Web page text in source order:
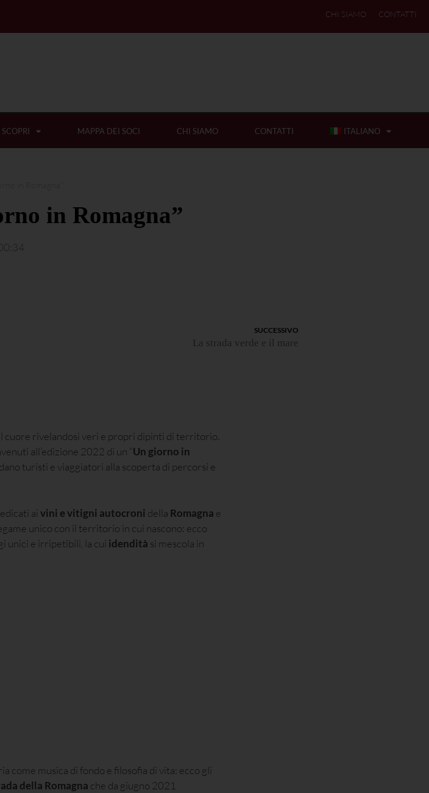
CHI SIAMO CONTATTI
SCOPRI MAPPA DEI SOCI CHI SIAMO CONTATTI ITALIANO
in Romagna”
00:34
SUCCESSIVO
La strada verde e il mare
cuore rivelandosi veri e propri dipinti di territorio.
all’edizione 2022 di un “ Un giorno in
turisti e viaggiatori alla scoperta di percorsi e
aivini e vitigni autocroni della Romagna e
unico con il territorio in cui nascono: ecco
unici e irripetibili, la cui idendità si mescola in
come musica di fondo e filosofia di vita: ecco gli
della Romagna che da giugno 2021